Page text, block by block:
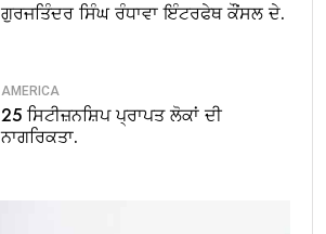
ਗੁਰਜਤਿੰਦਰ ਸਿੰਘ ਰੰਧਾਵਾ ਇੰਟਰਫੇਥ ਕੌਂਸਲ ਦੇ.
AMERICA
25 ਸਿਟੀਜ਼ਨਸ਼ਿਪ ਪ੍ਰਾਪਤ ਲੋਕਾਂ ਦੀ
ਨਾਗਰਿਕਤਾ.